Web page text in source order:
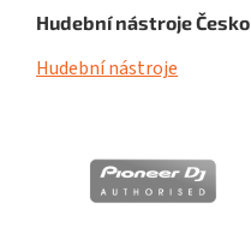
Hudební nástroje Česko
Hudební nástroje